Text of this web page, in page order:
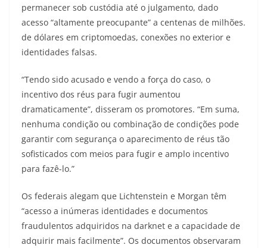
permanecer sob custódia até o julgamento, dado
acesso “altamente preocupante” a centenas de milhões.
de dólares em criptomoedas, conexões no exterior e
identidades falsas.
“Tendo sido acusado e vendo a força do caso, o
incentivo dos réus para fugir aumentou
dramaticamente”, disseram os promotores. “Em suma,
nenhuma condição ou combinação de condições pode
garantir com segurança o aparecimento de réus tão
sofisticados com meios para fugir e amplo incentivo
para fazê-lo.”
Os federais alegam que Lichtenstein e Morgan têm
“acesso a inúmeras identidades e documentos
fraudulentos adquiridos na darknet e a capacidade de
adquirir mais facilmente”. Os documentos observaram